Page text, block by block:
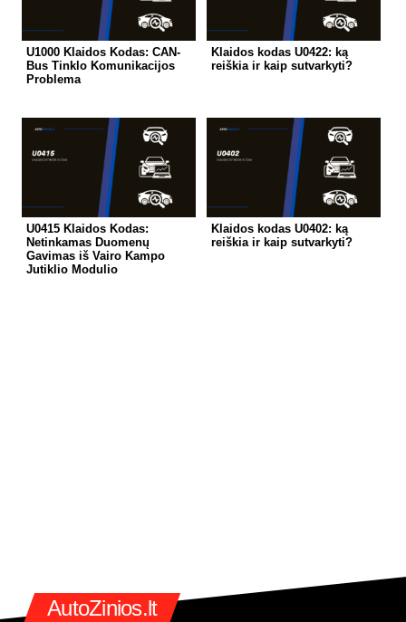
U1000 Klaidos Kodas: CAN-
Bus Tinklo Komunikacijos
Problema
Klaidos kodas U0422: ką
reiškia ir kaip sutvarkyti?
U0415 Klaidos Kodas:
Netinkamas Duomenų
Gavimas iš Vairo Kampo
Jutiklio Modulio
Klaidos kodas U0402: ką
reiškia ir kaip sutvarkyti?
AutoZinios.lt